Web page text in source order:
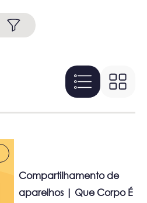
Compartilhamento de
aparelhos | Que Corpo É